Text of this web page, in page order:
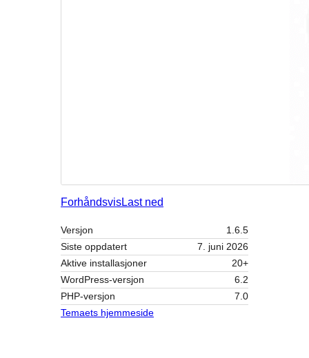
ForhåndsvisLast ned
Versjon
1.6.5
Siste oppdatert
7. juni 2026
Aktive installasjoner
20+
WordPress-versjon
6.2
PHP-versjon
7.0
Temaets hjemmeside